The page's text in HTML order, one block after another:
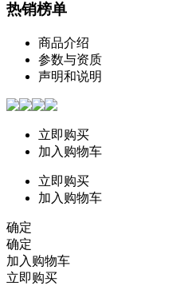
热销榜单
商品介绍
参数与资质
声明和说明
立即购买
加入购物车
立即购买
加入购物车
确定
确定
加入购物车
立即购买